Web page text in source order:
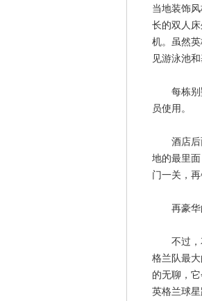
当地装饰
长的双人
机。虽然
见游泳池
每栋别墅
员使用。
酒店后面
地的最里
门一关，
再豪华
不过，花
格兰队最
的无聊，
英格兰球